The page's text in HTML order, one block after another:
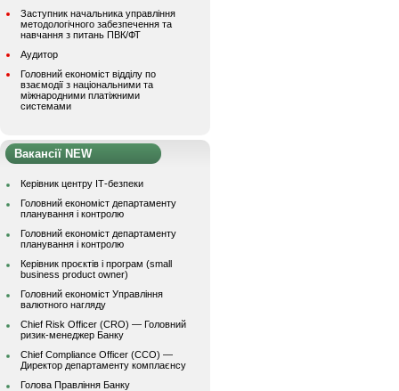
Заступник начальника управління
методологічного забезпечення та
навчання з питань ПВК/ФТ
Аудитор
Головний економіст відділу по
взаємодії з національними та
міжнародними платіжними
системами
Вакансії NEW
Керівник центру ІТ-безпеки
Головний економіст департаменту
планування і контролю
Головний економіст департаменту
планування і контролю
Керівник проєктів і програм (small
business product owner)
Головний економіст Управління
валютного нагляду
Chief Risk Officer (CRO) — Головний
ризик-менеджер Банку
Chief Compliance Officer (CCO) —
Директор департаменту комплаєнсу
Голова Правління Банку